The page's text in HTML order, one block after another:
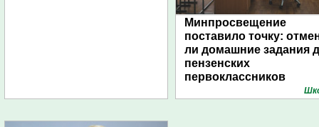
Минпросвещение
поставило точку:
ли домашние задания
пензенских
первоклассников